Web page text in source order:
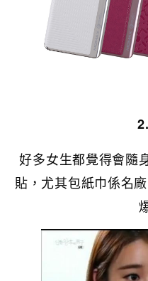
好多女生都覺得會隨
貼，尤其包紙巾係名